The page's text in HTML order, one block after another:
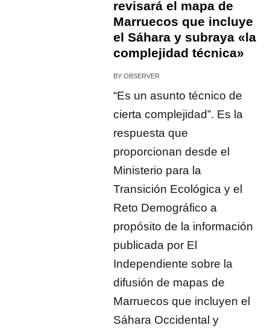
revisará el mapa de
Marruecos que incluye
el Sáhara y subraya «la
complejidad técnica»
BYOBSERVER
“Es un asunto técnico de
cierta complejidad”. Es la
respuesta que
proporcionan desde el
Ministerio para la
Transición Ecológica y el
Reto Demográfico a
propósito de la información
publicada por El
Independiente sobre la
difusión de mapas de
Marruecos que incluyen el
Sáhara Occidental y